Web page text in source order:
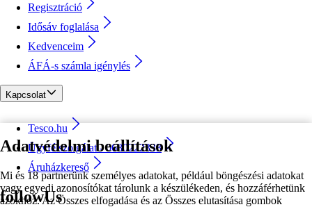
Adatvédelmi beállítások
Mi és 18 partnerünk személyes adatokat, például böngészési adatokat
vagy egyedi azonosítókat tárolunk a készülékeden, és hozzáférhetünk
azokhoz. Az Összes elfogadása és az Összes elutasítása gombok
Regisztráció
Idősáv foglalása
Kedvenceim
ÁFÁ-s számla igénylés
Kapcsolat
Tesco.hu
Ügyfélszolgálat - 0680222333
Áruházkereső
followUs